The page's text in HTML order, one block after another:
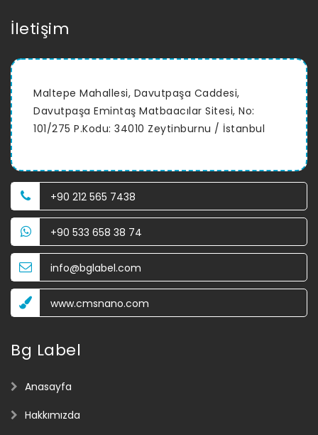
İletişim
Maltepe Mahallesi, Davutpaşa Caddesi,
Davutpaşa Emintaş Matbaacılar Sitesi, No:
101/275 P.Kodu: 34010 Zeytinburnu / İstanbul
+90 212 565 7438
+90 533 658 38 74
info@bglabel.com
www.cmsnano.com
Bg Label
Anasayfa
Hakkımızda